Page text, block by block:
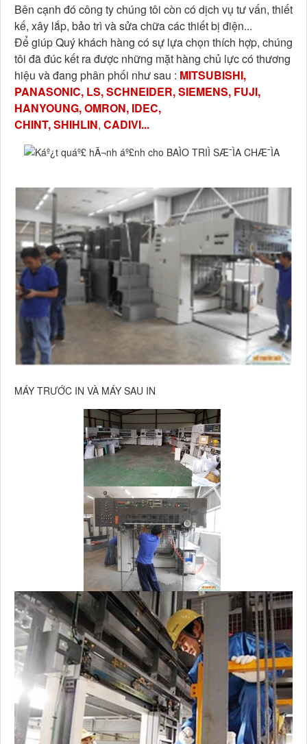
Bên cạnh đó công ty chúng tôi còn có dịch vụ tư vấn, thiết
kế, xây lắp, bảo trì và sửa chữa các thiết bị điện...
Để giúp Quý khách hàng có sự lựa chọn thích hợp, chúng
tôi đã đúc kết ra được những mặt hàng chủ lực có thương
hiệu và đang phân phối như sau : MITSUBISHI,
PANASONIC, LS, SCHNEIDER, SIEMENS, FUJI,
HANYOUNG, OMRON, IDEC,
CHINT,SHIHLIN, CADIVI...
MÁY TRƯỚC IN VÀ MÁY SAU IN